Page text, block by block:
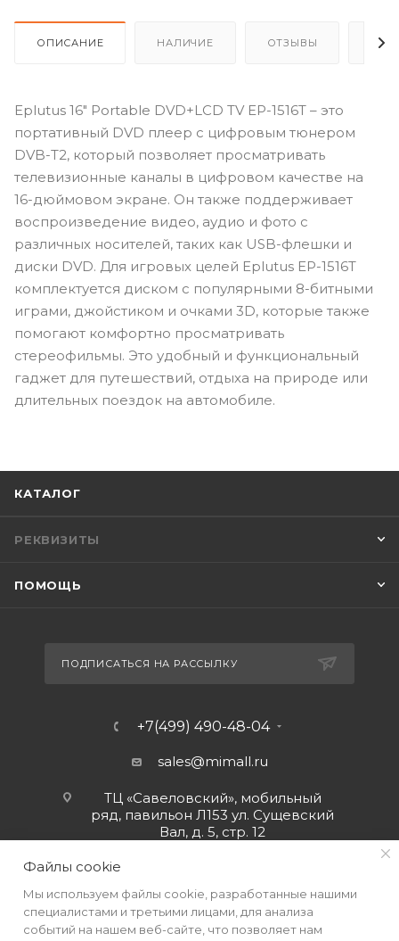
ОПИСАНИЕ НАЛИЧИЕ ОТЗЫВЫ
Eplutus 16" Portable DVD+LCD TV EP-1516T – это
портативный DVD плеер с цифровым тюнером
DVB-T2, который позволяет просматривать
телевизионные каналы в цифровом качестве на
16-дюймовом экране. Он также поддерживает
воспроизведение видео, аудио и фото с
различных носителей, таких как USB-флешки и
диски DVD. Для игровых целей Eplutus EP-1516Т
комплектуется диском с популярными 8-битными
играми, джойстиком и очками 3D, которые также
помогают комфортно просматривать
стереофильмы. Это удобный и функциональный
гаджет для путешествий, отдыха на природе или
длительных поездок на автомобиле.
КАТАЛОГ
РЕКВИЗИТЫ
ПОМОЩЬ
ПОДПИСАТЬСЯ НА РАССЫЛКУ
+7(499) 490-48-04
sales@mimall.ru
ТЦ «Савеловский», мобильный
ряд, павильон Л153 ул. Сущевский
Вал, д. 5, стр. 12
Файлы cookie
Мы используем файлы cookie, разработанные нашими
специалистами и третьими лицами, для анализа
событий на нашем веб-сайте, что позволяет нам